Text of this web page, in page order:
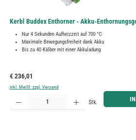
Kerbl Buddex Enthorner - Akku-
Nur 4 Sekunden Aufheizzeit auf 700 °C
Maximale Bewegungsfreiheit dank Akku
Bis zu 40 Kälber mit einer Akkuladung
Regulärer Preis:
€ 236,01
inkl. MwSt. zzgl. Versand
Produkt Anzahl: Gib den gewünschten Wert ein oder
Stk. IN